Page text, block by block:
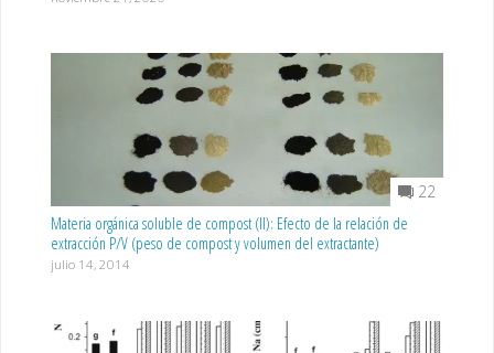
22
Materia orgánica soluble de compost (II): Efecto de la relación de
extracción P/V (peso de compost y volumen del extractante)
julio 14, 2014